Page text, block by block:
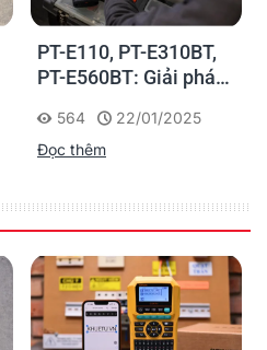
PT-E110, PT-E310BT,
PT-E560BT: Giải pháp
nghiệp của Brother
564
22/01/2025
Đọc thêm